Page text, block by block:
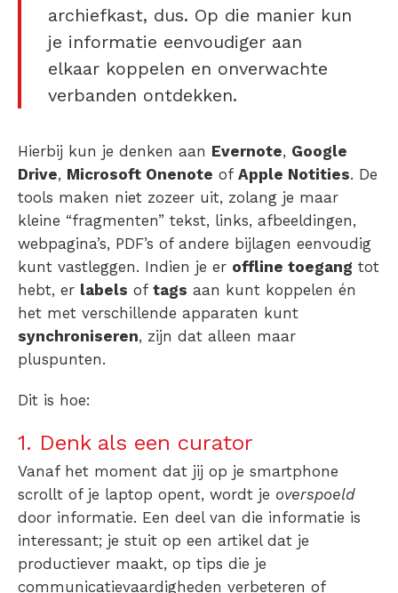
archiefkast, dus. Op die manier kun
je informatie eenvoudiger aan
elkaar koppelen en onverwachte
verbanden ontdekken.
Hierbij kun je denken aan Evernote, Google
Drive, Microsoft Onenote of Apple Notities. De
tools maken niet zozeer uit, zolang je maar
kleine “fragmenten” tekst, links, afbeeldingen,
webpagina’s, PDF’s of andere bijlagen eenvoudig
kunt vastleggen. Indien je er offline toegang tot
hebt, er labels of tags aan kunt koppelen én
het met verschillende apparaten kunt
synchroniseren, zijn dat alleen maar
pluspunten.
Dit is hoe:
1. Denk als een curator
Vanaf het moment dat jij op je smartphone
scrollt of je laptop opent, wordt je overspoeld
door informatie. Een deel van die informatie is
interessant; je stuit op een artikel dat je
productiever maakt, op tips die je
communicatievaardigheden verbeteren of